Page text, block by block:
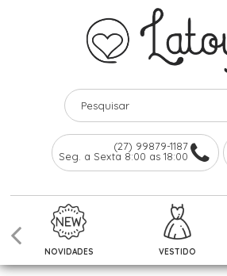
(27) 99879-1187
Seg. a Sexta 8:00 as 18:00
NOVIDADES VESTIDO